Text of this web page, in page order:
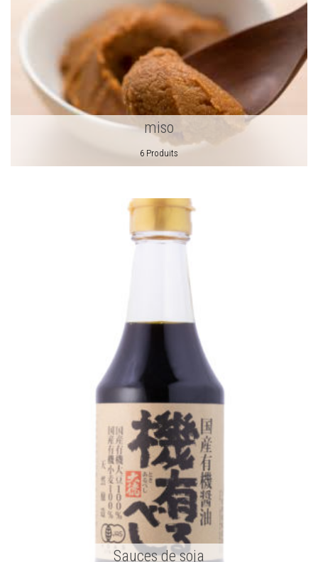
miso
6 Produits
Sauces de soja